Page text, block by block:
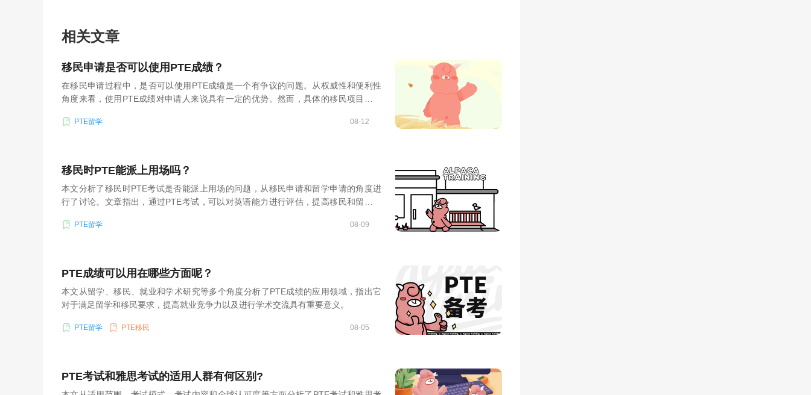
相关文章
移民申请是否可以使用PTE成绩？
在移民申请过程中，是否可以使用PTE成绩是一个有争议的问题。从权威性和便利性
角度来看，使用PTE成绩对申请人来说具有一定的优势。然而，具体的移民项目和目
PTE留学 08-12
移民时PTE能派上用场吗？
本文分析了移民时PTE考试是否能派上用场的问题，从移民申请和留学申请的角度进
行了讨论。文章指出，通过PTE考试，可以对英语能力进行评估，提高移民和留学成
PTE留学 08-09
PTE成绩可以用在哪些方面呢？
本文从留学、移民、就业和学术研究等多个角度分析了PTE成绩的应用领域，指出它
对于满足留学和移民要求，提高就业竞争力以及进行学术交流具有重要意义。
PTE留学 PTE移民 08-05
PTE考试和雅思考试的适用人群有何区别?